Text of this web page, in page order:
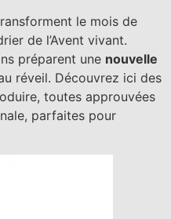
le mois de
de l’Avent vivant.
préparent une nouvelle
réveil. Découvrez ici des
toutes approuvées
parfaites pour